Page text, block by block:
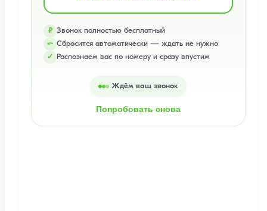
₽ Звонок полностью бесплатный
⤺ Сбросится автоматически — ждать не нужно
✓ Распознаем вас по номеру и сразу впустим
Ждём ваш звонок
Попробовать снова